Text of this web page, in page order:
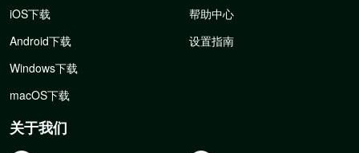
iOS下载
Android下载
Windows下载
macOS下载
帮助中心
设置指南
关于我们